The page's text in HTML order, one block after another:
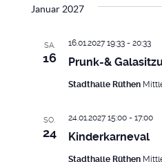
wählen.
Januar 2027
SA.
16 Prunk-&
16.01.2027 19:33- 20:33
Stadthalle Rüthen
SO.
24 Kinderkarneval
24.01.2027 15:00- 17:00
Stadthalle Rüthen